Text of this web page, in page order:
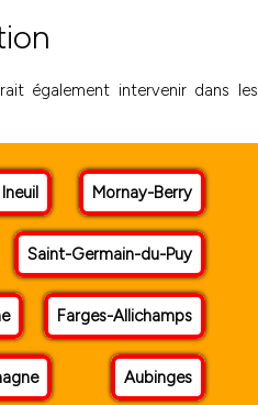
également intervenir dans les
Ineuil Mornay-Berry
Saint-Germain-du-Puy
Farges-Allichamps
Aubinges